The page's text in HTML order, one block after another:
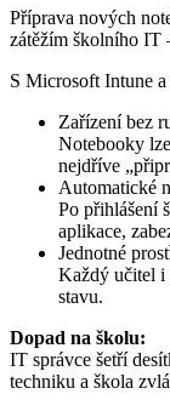
Příprava nových
zátěžím školního IT
S Microsoft Intune
Zařízení bez
Notebooky
nejdříve
Automatické
Po přihlášení
aplikace,
Jednotné
Každý učitel i
stavu.
Dopad na školu:
IT správce šetří
techniku a škola